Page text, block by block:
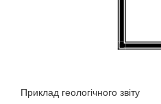
Приклад геологічного звіту